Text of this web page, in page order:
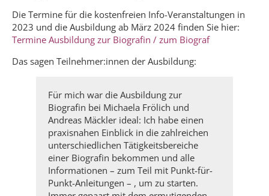
Die Termine für die kostenfreien Info-Veranstaltungen in
2023 und die Ausbildung ab März 2024 finden Sie hier:
Termine Ausbildung zur Biografin / zum Biograf
Das sagen Teilnehmer:innen der Ausbildung:
Für mich war die Ausbildung zur
Biografin bei Michaela Frölich und
Andreas Mäckler ideal: Ich habe einen
praxisnahen Einblick in die zahlreichen
unterschiedlichen Tätigkeitsbereiche
einer Biografin bekommen und alle
Informationen – zum Teil mit Punkt-für-
Punkt-Anleitungen – , um zu starten.